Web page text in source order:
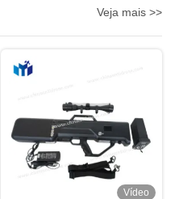
Veja mais >>
Vídeo